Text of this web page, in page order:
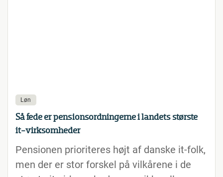
Løn
Så fede er pensionsordningerne i landets største
it-virksomheder
Pensionen prioriteres højt af danske it-folk,
men der er stor forskel på vilkårene i de